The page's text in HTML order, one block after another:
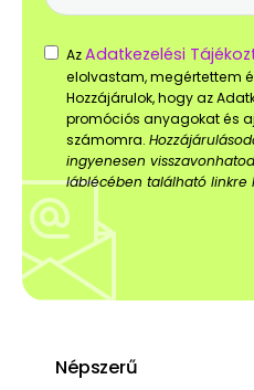
AzAdatkezelési
elolvastam, megértettem
Hozzájárulok, hogy az
promóciós anyagokat és
számomra.
ingyenesen
láblécében található linkre
Népszerű